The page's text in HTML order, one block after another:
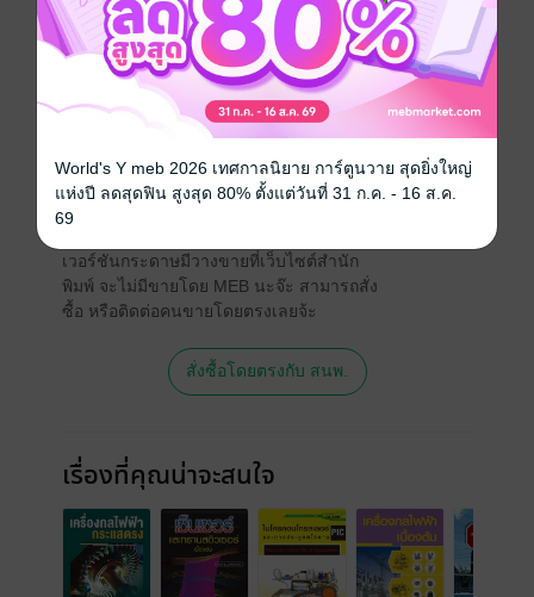
ประเภทไฟล์
วันที่วางขาย 12 กรกฎาคม 2565
ความยาว 241 หน้า
ราคาปก 195 บาท (ประหยัด 8%)
สนใจเวอร์ชันกระดาษ เชิญทางนี้!
เวอร์ชันกระดาษมีวางขายที่เว็บไซต์สำนัก
พิมพ์ จะไม่มีขายโดย MEB นะจ๊ะ สามารถสั่ง
ซื้อ หรือติดต่อคนขายโดยตรงเลยจ้ะ
สั่งซื้อโดยตรงกับ สนพ.
เรื่องที่คุณน่าจะสนใจ
World's Y meb 2026 เทศกาลนิยาย การ์ตูนวาย สุดยิ่งใหญ่
แห่งปี ลดสุดฟิน สูงสุด 80% ตั้งแต่วันที่ 31 ก.ค. - 16 ส.ค.
69